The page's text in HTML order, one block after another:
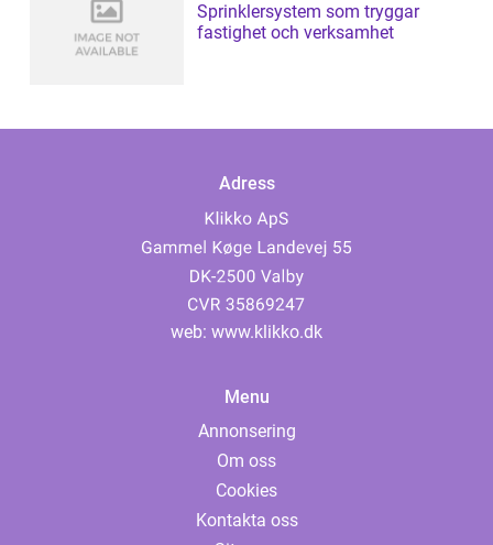
Sprinklersystem som tryggar
fastighet och verksamhet
Adress
web: www.klikko.dk
Menu
Annonsering
Om oss
Cookies
Kontakta oss